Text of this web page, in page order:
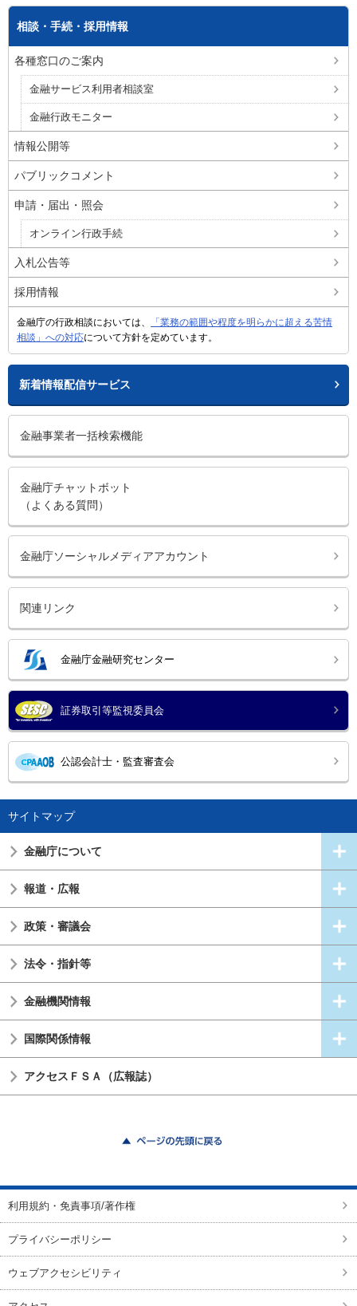
相談・手続・採用情報
各種窓口のご案内
金融サービス利用者相談室
金融行政モニター
情報公開等
パブリックコメント
申請・届出・照会
オンライン行政手続
入札公告等
採用情報
金融庁の行政相談においては、
「業務の範囲や程度を明らかに超える苦情
相談」への対応について方針を定めています。
新着情報配信サービス
金融事業者一括検索機能
金融庁チャットボット
（よくある質問）
金融庁ソーシャルメディアアカウント
関連リンク
金融庁金融研究センター
証券取引等監視委員会
公認会計士・監査審査会
サイトマップ
金融庁について
報道・広報
政策・審議会
法令・指針等
金融機関情報
国際関係情報
アクセスＦＳＡ（広報誌）
利用規約・免責事項/著作権
プライバシーポリシー
ウェブアクセシビリティ